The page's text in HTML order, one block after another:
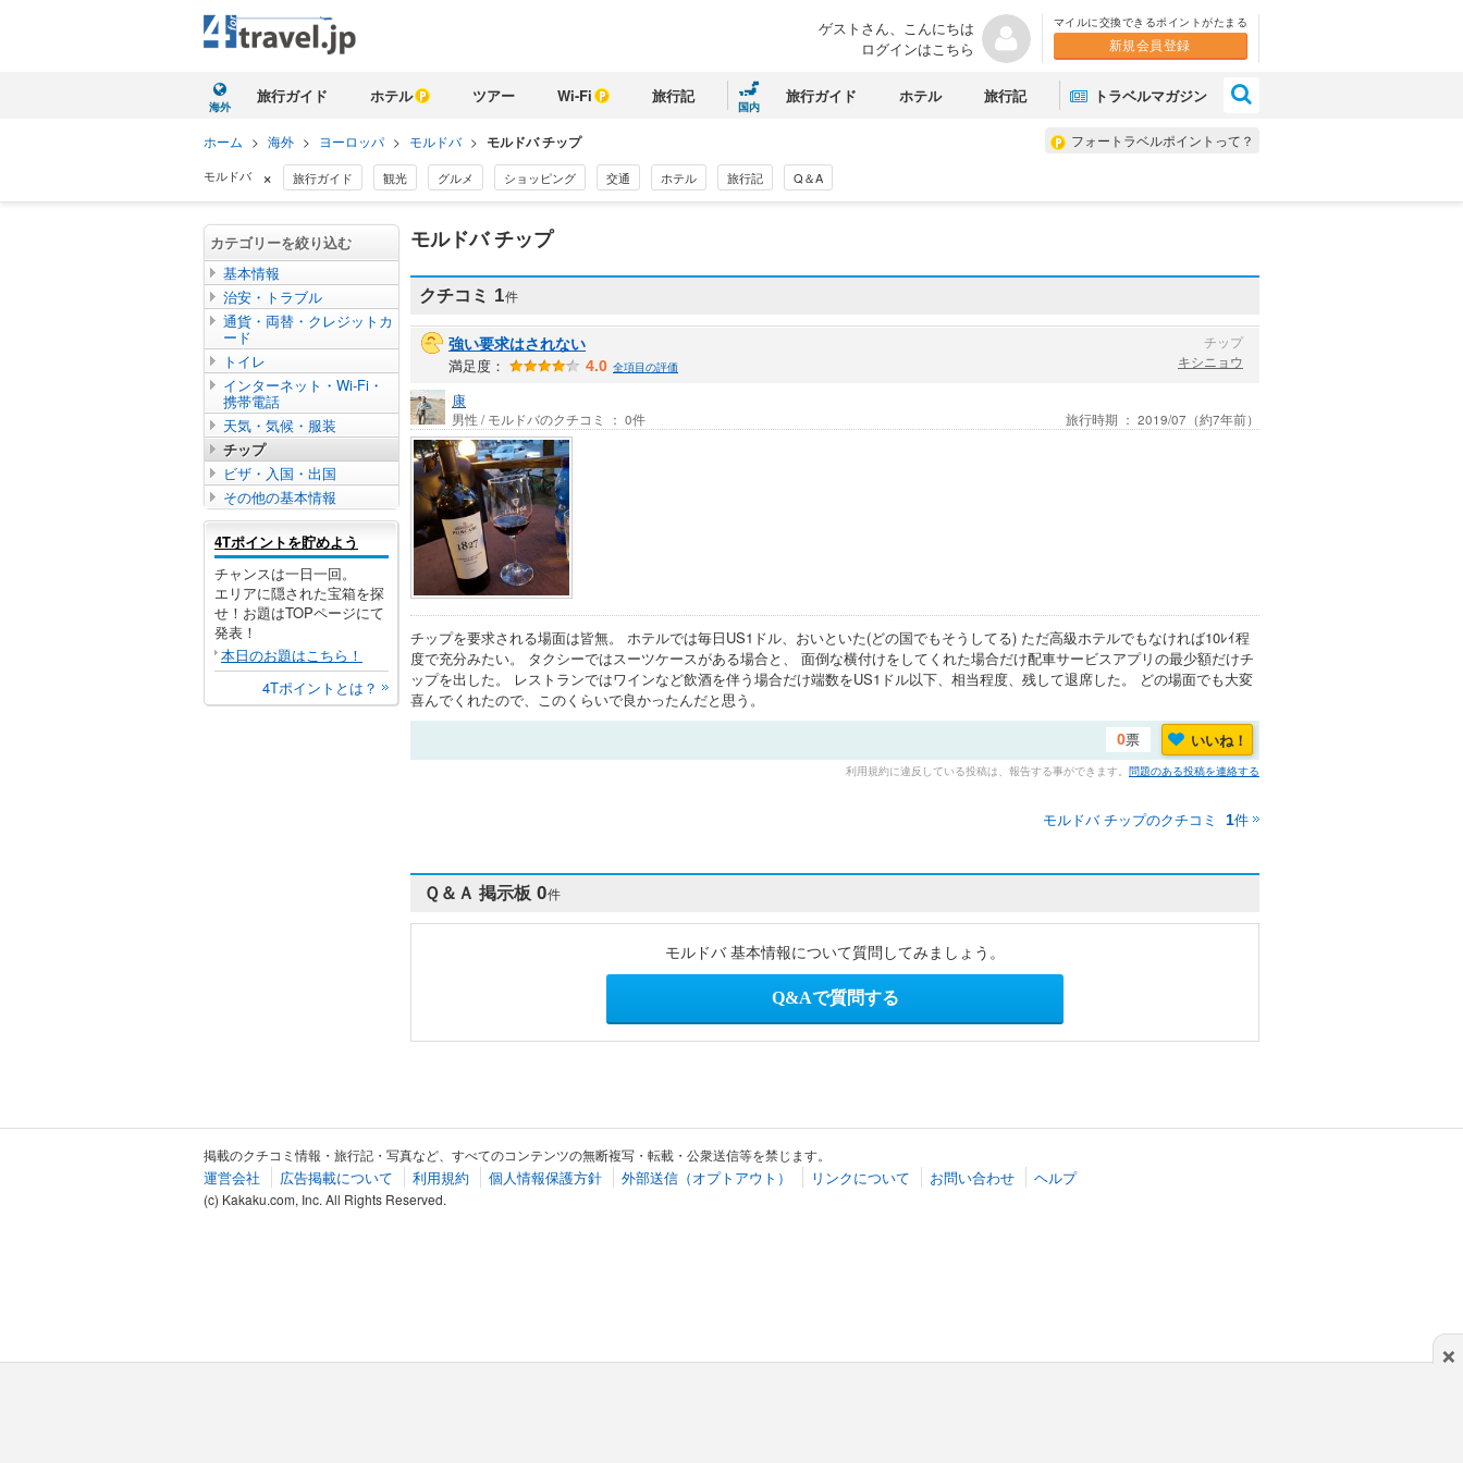
ゲストさん、 こんにちは
ログインはこちら
マイルに交換できるポイントがたまる
新規会員登録
海外
旅行ガイド ホテル ツアー Wi-Fi 旅行記
国内
旅行ガイド ホテル 旅行記 トラベルマガジン
フォートラベルポイントって？
ホーム > 海外 > ヨーロッパ > モルドバ > モルドバ チップ
モルドバ × 旅行ガイド 観光 グルメ ショッピング 交通 ホテル 旅行記 Q＆A
モルドバ チップ
クチコミ 1件
強い要求はされない
満足度： 4.0 全項目の評価
チップ
キシニョウ
康
男性 / モルドバのクチコミ ： 0件 旅行時期 ： 2019/07 （約7年前）
チップを要求される場面は皆無。 ホテルでは毎日US1ドル、おいといた(どの国でもそうしてる) ただ高級ホテルでもなければ10ﾚｲ程
度で充分みたい。 タクシーではスーツケースがある場合と、 面倒な横付けをしてくれた場合だけ配車サービスアプリの最少額だけチ
ップを出した。 レストランではワインなど飲酒を伴う場合だけ端数をUS1ドル以下、相当程度、残して退席した。 どの場面でも大変
喜んでくれたので、このくらいで良かったんだと思う。
0票 いいね！
利用規約に違反している投稿は、報告する事ができます。 問題のある投稿を連絡する
モルドバ チップのクチコミ 1件
Ｑ＆Ａ 掲示板 0件
モルドバ 基本情報について質問してみましょう。
Q&Aで質問する
カテゴリーを絞り込む
基本情報
治安・トラブル
通貨・両替・クレジットカ
ード
トイレ
インターネット・Wi-Fi・
携帯電話
天気・気候・服装
チップ
ビザ・入国・出国
その他の基本情報
4Tポイントを貯めよう
チャンスは一日一回。
エリアに隠された宝箱を探
せ！お題はTOPページにて
発表！
本日のお題はこちら！
4Tポイントとは？
×
掲載のクチコミ情報・旅行記・写真など、すべてのコンテンツの無断複写・転載・公衆送信等を禁じます。
運営会社 広告掲載について 利用規約 個人情報保護方針 外部送信（オプトアウト） リンクについて お問い合わせ ヘルプ
(c) Kakaku.com, Inc. All Rights Reserved.